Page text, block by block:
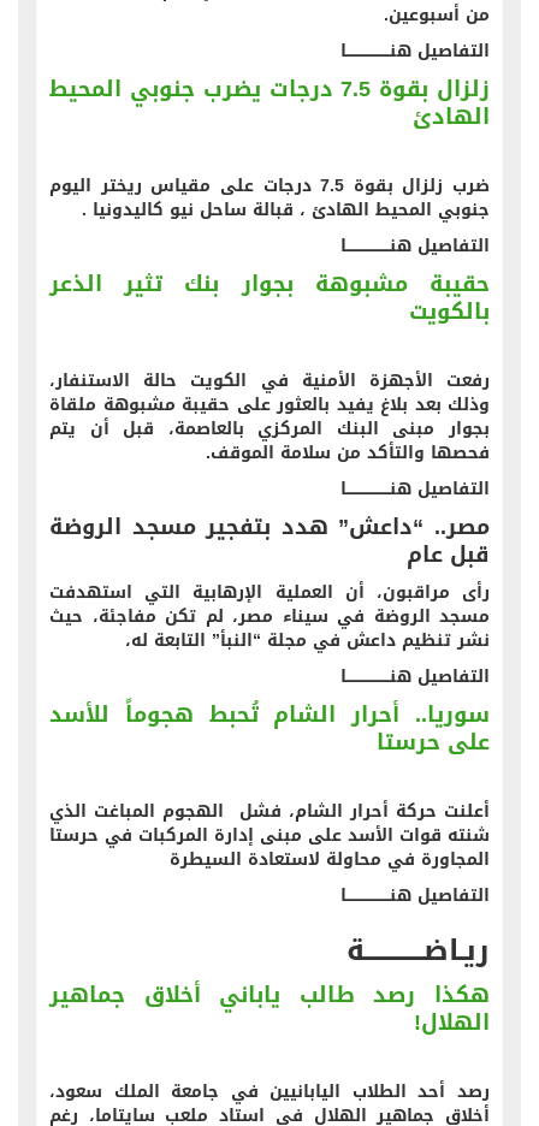
من أسبوعين.
التفاصيل هنــــــــــــــــــا
زلزال بقوة 7.5 درجات يضرب جنوبي المحيط
الهادئ
ضرب زلزال بقوة 7.5 درجات على مقياس ريختر اليوم
جنوبي المحيط الهادئ ، قبالة ساحل نيو كاليدونيا .
التفاصيل هنــــــــــــــــــا
حقيبة مشبوهة بجوار بنك تثير الذعر
بالكويت
رفعت الأجهزة الأمنية في الكويت حالة الاستنفار،
وذلك بعد بلاغ يفيد بالعثور على حقيبة مشبوهة ملقاة
بجوار مبنى البنك المركزي بالعاصمة، قبل أن يتم
فحصها والتأكد من سلامة الموقف.
التفاصيل هنــــــــــــــــــا
مصر.. “داعش” هدد بتفجير مسجد الروضة
قبل عام
رأى مراقبون، أن العملية الإرهابية التي استهدفت
مسجد الروضة في سيناء مصر، لم تكن مفاجئة، حيث
نشر تنظيم داعش في مجلة “النبأ” التابعة له،
التفاصيل هنــــــــــــــــــا
سوريا.. أحرار الشام تُحبط هجوماً للأسد
على حرستا
أعلنت حركة أحرار الشام، فشل الهجوم المباغت الذي
شنته قوات الأسد على مبنى إدارة المركبات في حرستا
المجاورة في محاولة لاستعادة السيطرة
التفاصيل هنــــــــــــــــــا
ريـاضــــــــــــة
هكذا رصد طالب ياباني أخلاق جماهير
الهلال!
رصد أحد الطلاب اليابانيين في جامعة الملك سعود،
أخلاق جماهير الهلال في استاد ملعب سايتاما، رغم